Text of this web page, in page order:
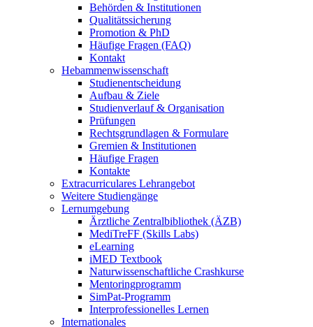
Behörden & Institutionen
Qualitätssicherung
Promotion & PhD
Häufige Fragen (FAQ)
Kontakt
Hebammenwissenschaft
Studienentscheidung
Aufbau & Ziele
Studienverlauf & Organisation
Prüfungen
Rechtsgrundlagen & Formulare
Gremien & Institutionen
Häufige Fragen
Kontakte
Extracurriculares Lehrangebot
Weitere Studiengänge
Lernumgebung
Ärztliche Zentralbibliothek (ÄZB)
MediTreFF (Skills Labs)
eLearning
iMED Textbook
Naturwissenschaftliche Crashkurse
Mentoringprogramm
SimPat-Programm
Interprofessionelles Lernen
Internationales